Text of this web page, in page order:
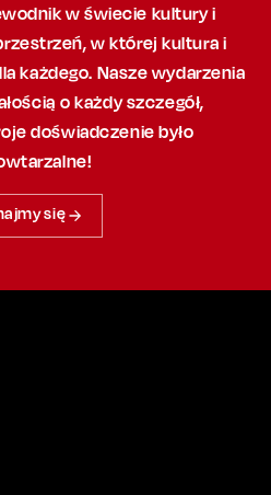
w świecie kultury i
w której kultura i
każdego. Nasze wydarzenia
o każdy szczegół,
doświadczenie było
się